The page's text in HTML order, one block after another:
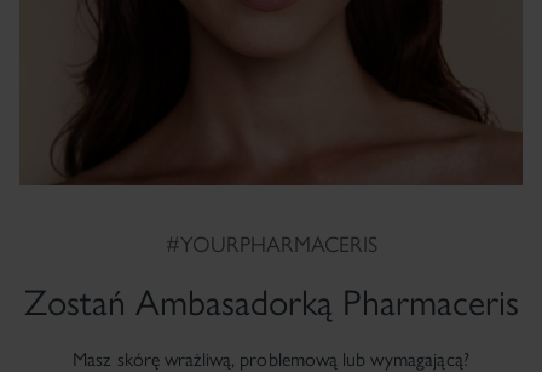
#YOURPHARMACERIS
Zostań Ambasadorką Pharmaceris
Masz skórę wrażliwą, problemową lub wymagającą?